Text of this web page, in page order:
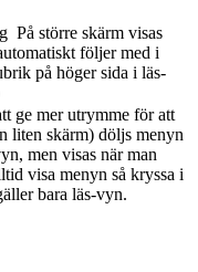
På större skärm visas
följer med i
på höger sida i läs-
ge mer utrymme för att
liten skärm) döljs menyn
men visas när man
visa menyn så kryssa i
bara läs-vyn.